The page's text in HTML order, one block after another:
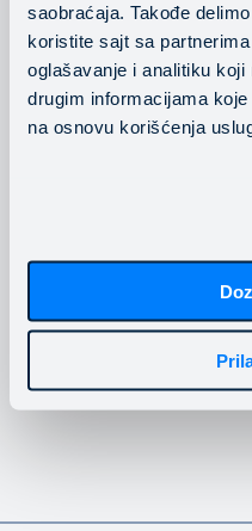
saobraćaja. Takođe
koristite sajt sa
oglašavanje i analitiku
drugim informacijama
na osnovu korišćenja
Pratite nas
Politika privatnosti